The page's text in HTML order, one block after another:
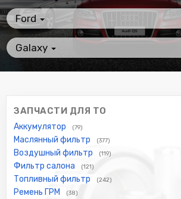
Ford
Galaxy
ЗАПЧАСТИ ДЛЯ ТО
Аккумулятор (79)
Маслянный фильтр (377)
Воздушный фильтр (119)
Фильтр салона (121)
Топливный фильтр (242)
Ремень ГРМ (38)